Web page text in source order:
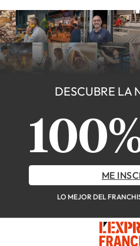
DESCUBRE LA
ME
LO MEJOR DEL